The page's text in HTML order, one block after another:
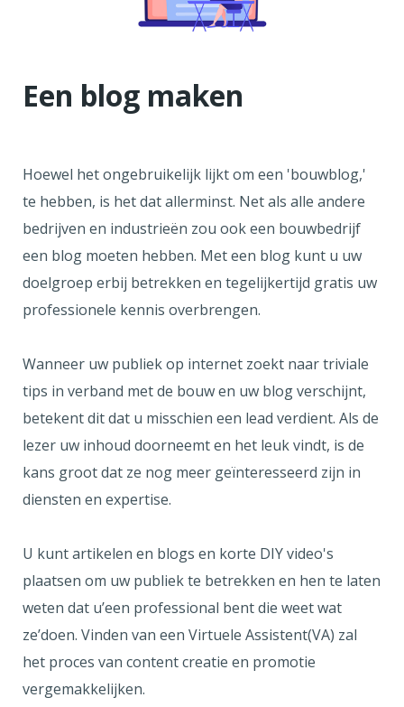
Een blog maken
Hoewel het ongebruikelijk lijkt om een 'bouwblog,'
te hebben, is het dat allerminst. Net als alle andere
bedrijven en industrieën zou ook een bouwbedrijf
een blog moeten hebben. Met een blog kunt u uw
doelgroep erbij betrekken en tegelijkertijd gratis uw
professionele kennis overbrengen.
Wanneer uw publiek op internet zoekt naar triviale
tips in verband met de bouw en uw blog verschijnt,
betekent dit dat u misschien een lead verdient. Als de
lezer uw inhoud doorneemt en het leuk vindt, is de
kans groot dat ze nog meer geïnteresseerd zijn in
diensten en expertise.
U kunt artikelen en blogs en korte DIY video's
plaatsen om uw publiek te betrekken en hen te laten
weten dat u’een professional bent die weet wat
ze’doen. Vinden van een Virtuele Assistent(VA) zal
het proces van content creatie en promotie
vergemakkelijken.